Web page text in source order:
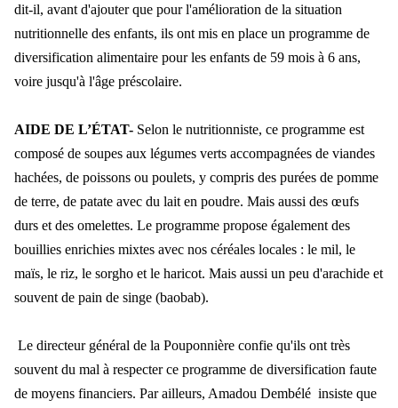
dit-il, avant d'ajouter que pour l'amélioration de la situation
nutritionnelle des enfants, ils ont mis en place un programme de
diversification alimentaire pour les enfants de 59 mois à 6 ans,
voire jusqu'à l'âge préscolaire.
AIDE DE L’ÉTAT- Selon le nutritionniste, ce programme est
composé de soupes aux légumes verts accompagnées de viandes
hachées, de poissons ou poulets, y compris des purées de pomme
de terre, de patate avec du lait en poudre. Mais aussi des œufs
durs et des omelettes. Le programme propose également des
bouillies enrichies mixtes avec nos céréales locales : le mil, le
maïs, le riz, le sorgho et le haricot. Mais aussi un peu d'arachide et
souvent de pain de singe (baobab).
Le directeur général de la Pouponnière confie qu'ils ont très
souvent du mal à respecter ce programme de diversification faute
de moyens financiers. Par ailleurs, Amadou Dembélé insiste que